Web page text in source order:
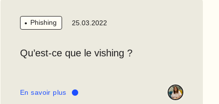
Phishing 25.03.2022
Qu’est-ce que le vishing ?
En savoir plus